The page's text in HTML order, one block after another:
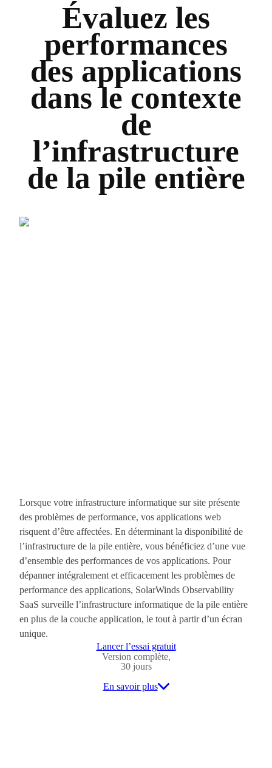
Évaluez les
performances
des applications
dans le contexte
de
l’infrastructure
de la pile entière
Lorsque votre infrastructure informatique sur site présente
des problèmes de performance, vos applications web
risquent d’être affectées. En déterminant la disponibilité de
l’infrastructure de la pile entière, vous bénéficiez d’une vue
d’ensemble des performances de vos applications. Pour
dépanner intégralement et efficacement les problèmes de
performance des applications, SolarWinds Observability
SaaS surveille l’infrastructure informatique de la pile entière
en plus de la couche application, le tout à partir d’un écran
unique.
Lancer l’essai gratuit
Version complète,
30 jours
En savoir plus